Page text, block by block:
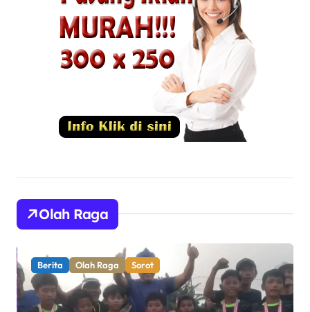
Olah Raga
Berita Olah Raga Sorot